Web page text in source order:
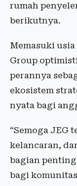
rumah
berikutnya.
Memasuki
Group
perannya
ekosistem
nyata bagi
“Semoga JEG
kelancaran,
bagian
bagi